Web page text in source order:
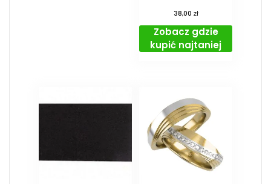
38,00 zł
Zobacz gdzie
kupić najtaniej